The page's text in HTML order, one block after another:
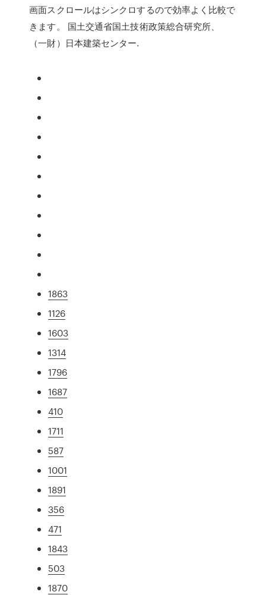
画面スクロールはシンクロするので効率よく比較で
きます。 国土交通省国土技術政策総合研究所、
（一財）日本建築センター.
1863
1126
1603
1314
1796
1687
410
1711
587
1001
1891
356
471
1843
503
1870